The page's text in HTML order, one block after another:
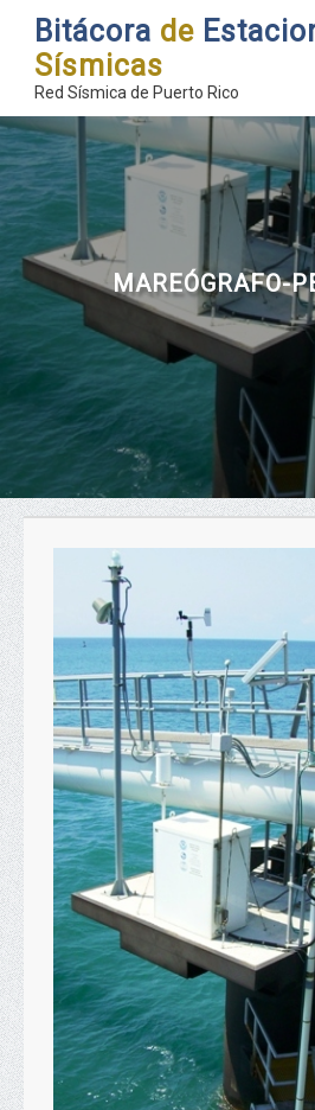
Bitácora de
Sísmicas
Red Sísmica de Puerto Rico
MAREÓGRAFO-